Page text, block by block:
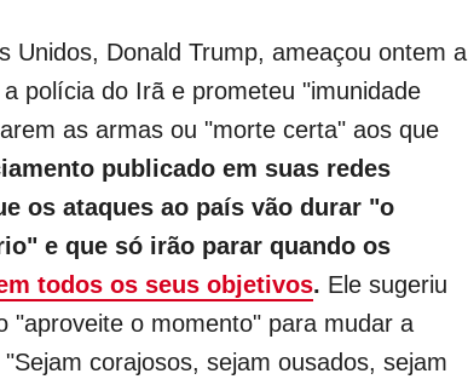
Unidos, Donald Trump, ameaçou ontem a
polícia do Irã e prometeu "imunidade
as armas ou "morte certa" aos que
publicado em suas redes
os ataques ao país vão durar "o
e que só irão parar quando os
todos os seus objetivos. Ele sugeriu
"aproveite o momento" para mudar a
corajosos, sejam ousados, sejam